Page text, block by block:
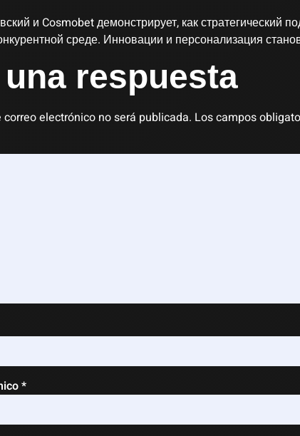
и Cosmobet демонстрирует, как стратегический
среде. Инновации и персонализация
una respuesta
electrónico no será publicada. Los campos
*